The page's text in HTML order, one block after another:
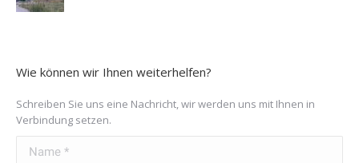
Wie können wir Ihnen weiterhelfen?
Schreiben Sie uns eine Nachricht, wir werden uns mit Ihnen in
Verbindung setzen.
Name *